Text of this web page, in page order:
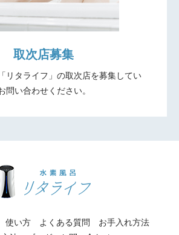
取次店募集
リタライフ」の取次店を募集してい
問い合わせください。
使い方 よくある質問
お手入れ方法